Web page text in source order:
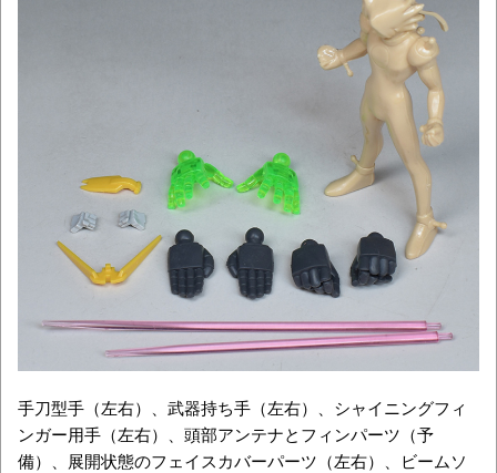
手刀型手（左右）、武器持ち手（左右）、シャイニングフィ
ンガー用手（左右）、頭部アンテナとフィンパーツ（予
備）、展開状態のフェイスカバーパーツ（左右）、ビームソ